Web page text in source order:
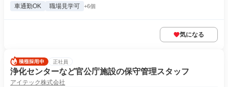
車通勤OK 職場見学可 +6個
気になる
正社員
浄化センターなど官公庁施設の保守管理スタッフ
アイテック株式会社